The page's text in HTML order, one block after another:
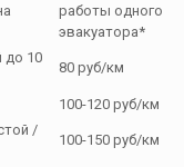
работы одного
эвакуатора*
до 10
80 руб/км
100-120 руб/км
/
100-150 руб/км